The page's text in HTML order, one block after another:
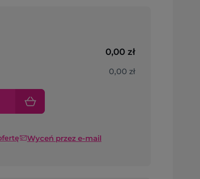
0,00 zł
0,00 zł
Wyceń przez e-mail